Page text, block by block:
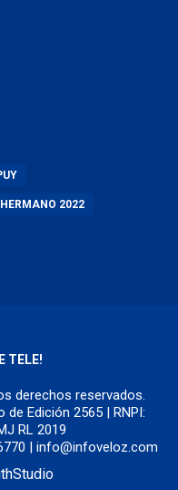
2022
TELE!
derechos reservados.
de Edición 2565 | RNPI:
RL 2019
| info@infoveloz.com